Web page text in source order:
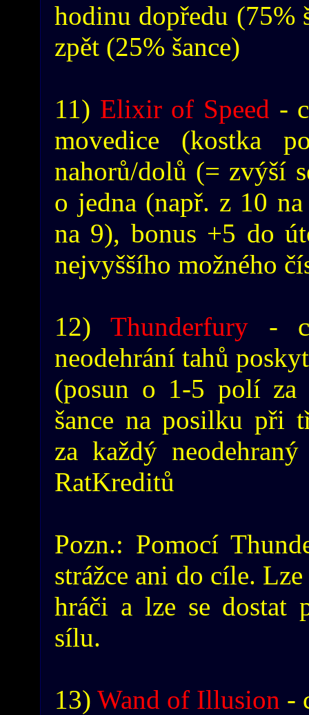
hodinu dopředu (75%
zpět (25% šance)
11) Elixir of Speed -
movedice (kostka
nahorů/dolů (= zvýší
o jedna (např. z 10
na 9), bonus +5 do
nejvyššího možného
12)Thunderfury -
neodehrání tahů
(posun o 1-5 polí za
šance na posilku při
za každý
RatKreditů
Pozn.: Pomocí
strážce ani do cíle.
hráči a lze se dostat
sílu.
13) Wand of Illusion -